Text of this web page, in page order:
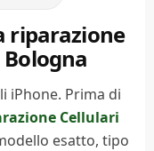
riparazione
iPhone. Prima di
Cellulari
esatto, tipo